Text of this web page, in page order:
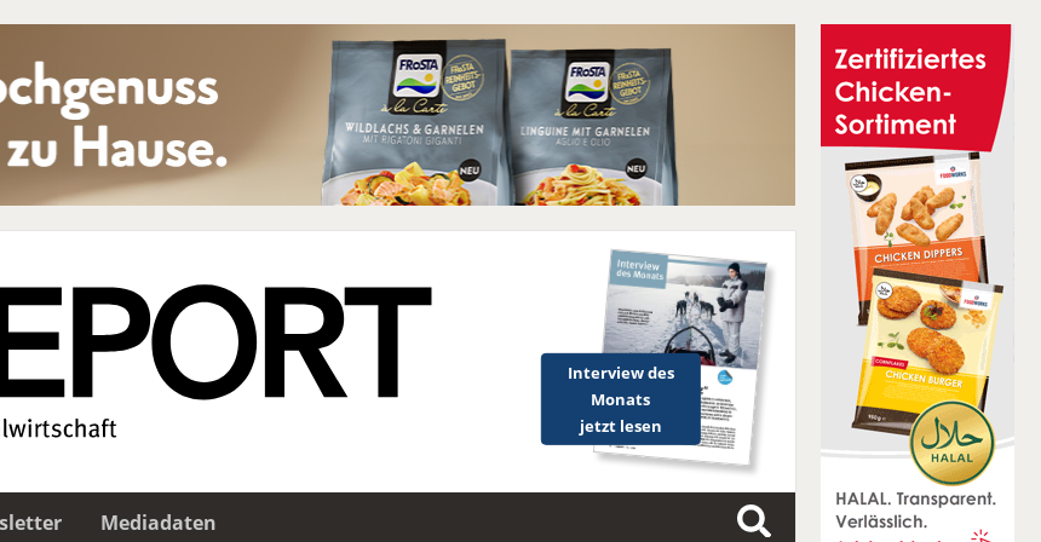
Interview des
Monats
jetzt lesen
Mediadaten